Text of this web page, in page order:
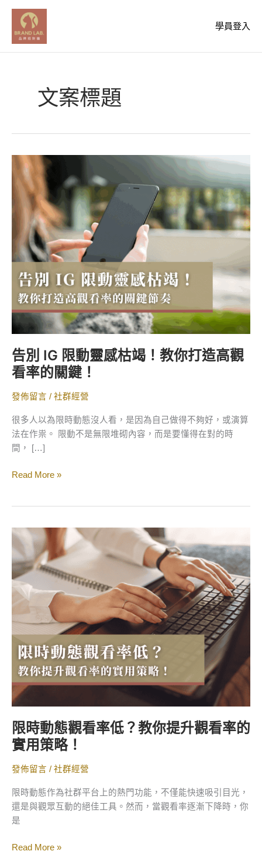
學員登入
文案標題
告別 IG 限動靈感枯竭！教你打造高觀
看率的關鍵！
發佈留言 / 社群經營
很多人以為限時動態沒人看，是因為自己做得不夠好，或演算
法在作祟。 限動不是無限堆砌內容，而是要懂得在對的時
間， […]
告
別
感
枯
竭！
教
你
打
觀
看
的
關
鍵！
Read More »
限時動態觀看率低？教你提升觀看率的
實用策略！
發佈留言 / 社群經營
限時動態作為社群平台上的熱門功能，不僅能快速吸引目光，
還是與觀眾互動的絕佳工具。然而，當觀看率逐漸下降時，你
是
限
時
動
態
觀
看
教
你
提
升
觀
率
的
用
策
略！
Read More »